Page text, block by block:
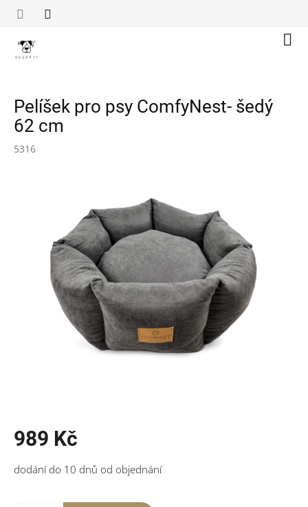
Pelíšek pro psy ComfyNest- šedý
62 cm
5316
989 Kč
cena:
dodání do 10 dnů od objednání